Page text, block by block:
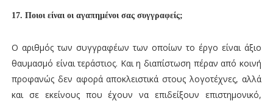
17. Ποιοι είναι οι αγαπημένοι σας συγγραφείς;
Ο αριθμός των συγγραφέων των οποίων το έργο είναι άξιο
θαυμασμό είναι τεράστιος. Και η διαπίστωση πέραν από κοινή
προφανώς δεν αφορά αποκλειστικά στους λογοτέχνες, αλλά
και σε εκείνους που έχουν να επιδείξουν επιστημονικό,